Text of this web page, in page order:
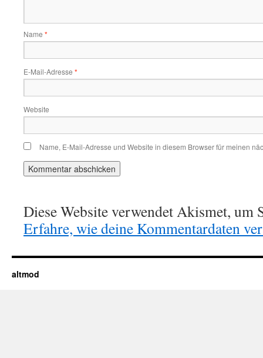
Name *
E-Mail-Adresse *
Website
Name, E-Mail-Adresse und Website in diesem Browser für meinen
Diese Website verwendet Akismet, um
Erfahre, wie deine Kommentardaten
altmod